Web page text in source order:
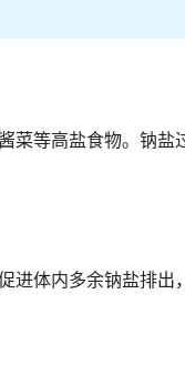
菜等高盐食物。钠
体内多余钠盐排出